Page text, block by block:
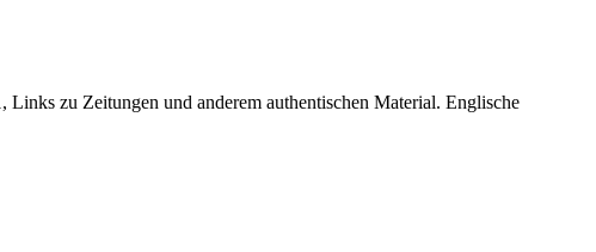
zu Zeitungen und anderem authentischen Material. Englische